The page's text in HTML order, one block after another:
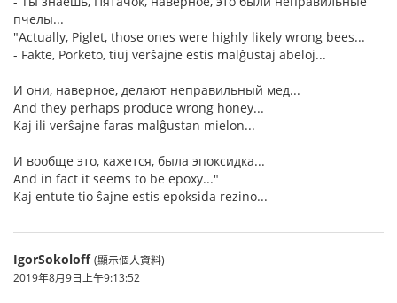
пчелы...
"Actually, Piglet, those ones were highly likely wrong bees...
- Fakte, Porketo, tiuj verŝajne estis malĝustaj abeloj...
И они, наверное, делают неправильный мед...
And they perhaps produce wrong honey...
Kaj ili verŝajne faras malĝustan mielon...
И вообще это, кажется, была эпоксидка...
And in fact it seems to be epoxy..."
Kaj entute tio ŝajne estis epoksida rezino...
IgorSokoloff (顯示個人資料)
2019年8月9日上午9:13:52